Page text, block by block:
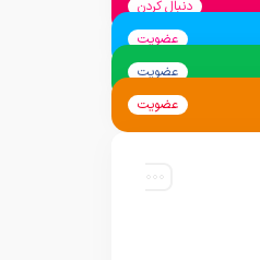
دنبال کردن
عضویت
عضویت
عضویت